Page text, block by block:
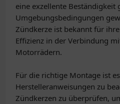
eine exzellente Beständigkeit
Umgebungsbedingungen
Zündkerze ist bekannt für
Effizienz in der Verbindung
Motorrädern.
Für die richtige Montage ist
Herstelleranweisungen zu
Zündkerzen zu überprüfen,